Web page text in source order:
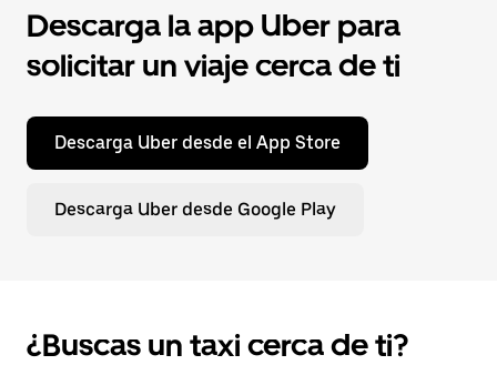
Descarga la app Uber para
solicitar un viaje cerca de ti
Descarga Uber desde el App Store
Descarga Uber desde Google Play
¿Buscas un taxi cerca de ti?